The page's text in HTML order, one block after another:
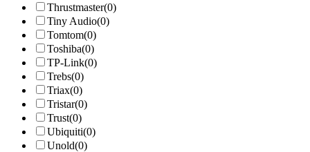
Thrustmaster(0)
Tiny Audio(0)
Tomtom(0)
Toshiba(0)
TP-Link(0)
Trebs(0)
Triax(0)
Tristar(0)
Trust(0)
Ubiquiti(0)
Unold(0)